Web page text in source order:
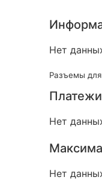
Нет
Разъемы для
Нет
Нет